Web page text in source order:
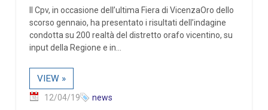
Il Cpv, in occasione dell’ultima Fiera di VicenzaOro dello
scorso gennaio, ha presentato i risultati dell’indagine
condotta su 200 realtà del distretto orafo vicentino, su
input della Regione e in...
VIEW »
12/04/19 news